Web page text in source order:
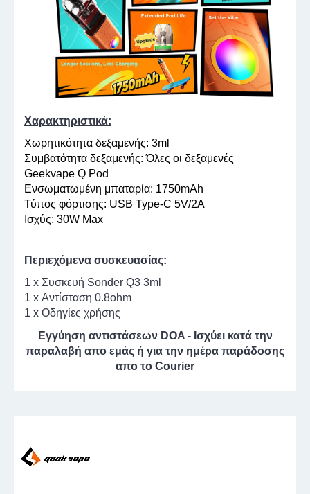
Χαρακτηριστικά:
Χωρητικότητα δεξαμενής: 3ml
Συμβατότητα δεξαμενής: Όλες οι δεξαμενές
Geekvape Q Pod
Ενσωματωμένη μπαταρία: 1750mAh
Τύπος φόρτισης: USB Type-C 5V/2A
Ισχύς: 30W Max
Περιεχόμενα συσκευασίας:
1 x Συσκευή Sonder Q3 3ml
1 x Αντίσταση 0.8ohm
1 x Οδηγίες χρήσης
Εγγύηση αντιστάσεων DOA - Ισχύει κατά την
παραλαβή απο εμάς ή για την ημέρα παράδοσης
απο το Courier